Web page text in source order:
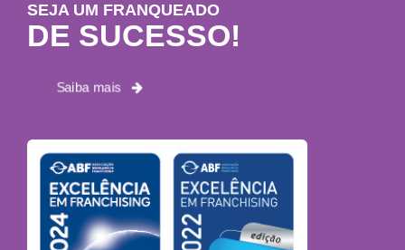
SEJA UM FRANQUEADO
DE SUCESSO!
Saiba mais